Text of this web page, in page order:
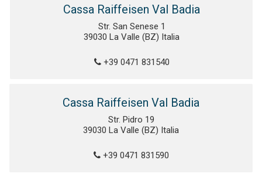
Cassa Raiffeisen Val Badia
Str. San Senese 1
39030 La Valle (BZ) Italia
+39 0471 831540
Cassa Raiffeisen Val Badia
Str. Pidro 19
39030 La Valle (BZ) Italia
+39 0471 831590